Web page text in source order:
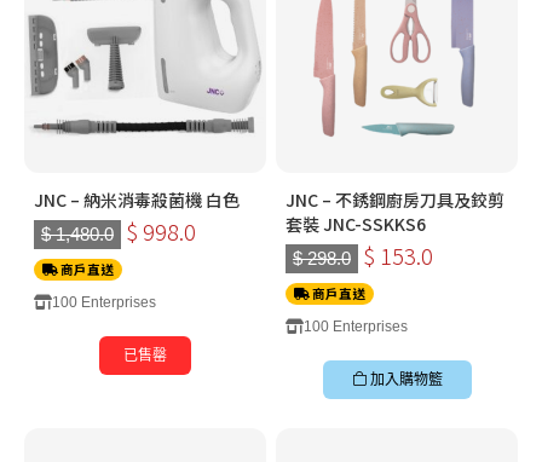
JNC – 納米消毒殺菌機 白色
$ 1,480.0 $ 998.0
商戶直送
100 Enterprises
已售罄
JNC – 不銹鋼廚房刀具及鉸剪
套裝 JNC-SSKKS6
$ 298.0 $ 153.0
商戶直送
100 Enterprises
加入購物籃